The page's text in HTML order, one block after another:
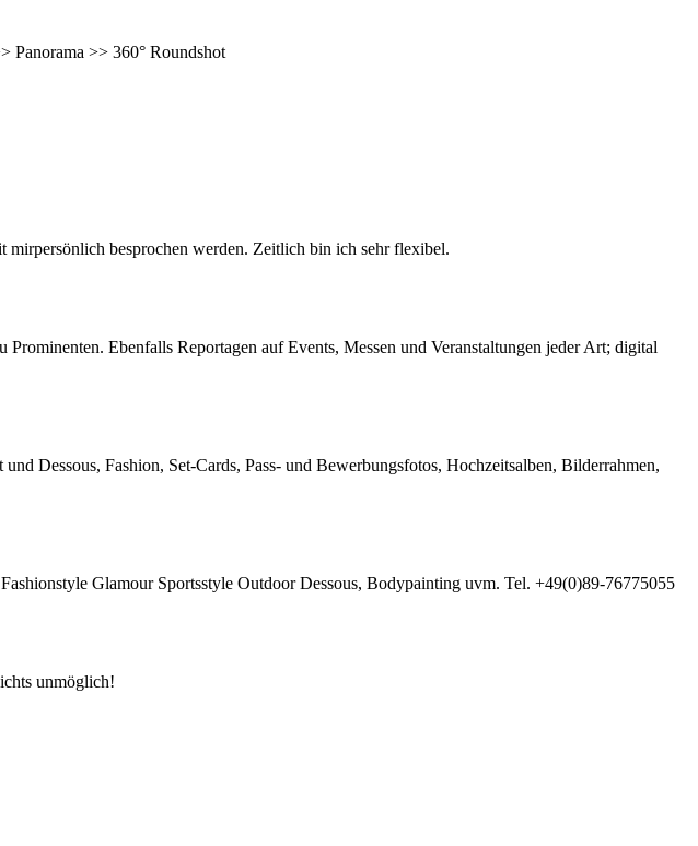
Panorama >> 360° Roundshot
besprochen werden. Zeitlich bin ich sehr flexibel.
Ebenfalls Reportagen auf Events, Messen und Veranstaltungen jeder Art; digital
Dessous, Fashion, Set-Cards, Pass- und Bewerbungsfotos, Hochzeitsalben, Bilderrahmen,
Glamour Sportsstyle Outdoor Dessous, Bodypainting uvm. Tel. +49(0)89-76775055
unmöglich!